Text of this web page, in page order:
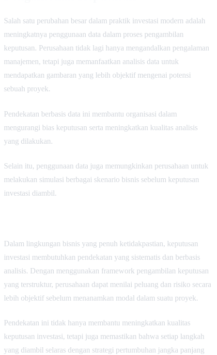
Salah satu perubahan besar dalam praktik investasi modern adalah
meningkatnya penggunaan data dalam proses pengambilan
keputusan. Perusahaan tidak lagi hanya mengandalkan pengalaman
manajemen, tetapi juga memanfaatkan analisis data untuk
mendapatkan gambaran yang lebih objektif mengenai potensi
sebuah proyek.
Pendekatan berbasis data ini membantu organisasi dalam
mengurangi bias keputusan serta meningkatkan kualitas analisis
yang dilakukan.
Selain itu, penggunaan data juga memungkinkan perusahaan untuk
melakukan simulasi berbagai skenario bisnis sebelum keputusan
investasi diambil.
Dalam lingkungan bisnis yang penuh ketidakpastian, keputusan
investasi membutuhkan pendekatan yang sistematis dan berbasis
analisis. Dengan menggunakan framework pengambilan keputusan
yang terstruktur, perusahaan dapat menilai peluang dan risiko secara
lebih objektif sebelum menanamkan modal dalam suatu proyek.
Pendekatan ini tidak hanya membantu meningkatkan kualitas
keputusan investasi, tetapi juga memastikan bahwa setiap langkah
yang diambil selaras dengan strategi pertumbuhan jangka panjang